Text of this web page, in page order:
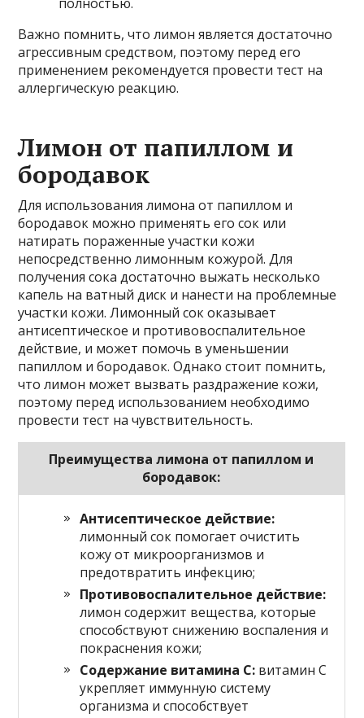
Важно помнить, что лимон является достаточно
агрессивным средством, поэтому перед его
применением рекомендуется провести тест на
аллергическую реакцию.
Лимон от папиллом и
бородавок
Для использования лимона от папиллом и
бородавок можно применять его сок или
натирать пораженные участки кожи
непосредственно лимонным кожурой. Для
получения сока достаточно выжать несколько
капель на ватный диск и нанести на проблемные
участки кожи. Лимонный сок оказывает
антисептическое и противовоспалительное
действие, и может помочь в уменьшении
папиллом и бородавок. Однако стоит помнить,
что лимон может вызвать раздражение кожи,
поэтому перед использованием необходимо
провести тест на чувствительность.
Преимущества лимона от папиллом и
бородавок:
Антисептическое действие:
лимонный сок помогает очистить
кожу от микроорганизмов и
предотвратить инфекцию;
Противовоспалительное действие:
лимон содержит вещества, которые
способствуют снижению воспаления и
покраснения кожи;
Содержание витамина С: витамин C
укрепляет иммунную систему
организма и способствует